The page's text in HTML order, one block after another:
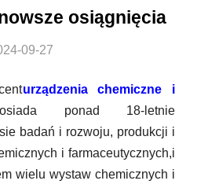
osiągnięcia
09-27
urządzenia chemiczne i
ponad 18-letnie
badań i rozwoju, produkcji i
i farmaceutycznych,i
wielu wystaw chemicznych i